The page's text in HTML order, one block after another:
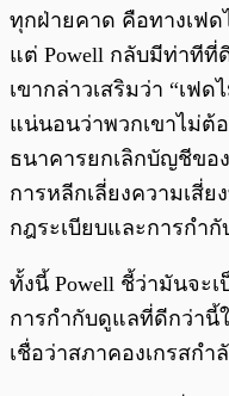
ทุกฝ่ายคาด คือทางเฟด
แต่ Powell กลับมีท่าที
เขากล่าวเสริมว่า “เฟ
แน่นอนว่าพวกเขาไม่ต้
ธนาคารยกเลิกบัญชีขอ
การหลีกเลี่ยงความเสี่ย
กฎระเบียบและการกำกั
ทั้งนี้ Powell ชี้ว่ามันจะ
การกำกับดูแลที่ดีกว่านี้
เชื่อว่าสภาคองเกรสก